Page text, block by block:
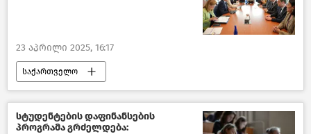
23 აპრილი 2025, 16:17
საქართველო
საქართველოს ეკონომიკისა და მდგრადი განვითარების სამინისტრო
მსოფლიო ბანკი
სტუდენტების დაფინანსების
პროგრამა გრძელდება: